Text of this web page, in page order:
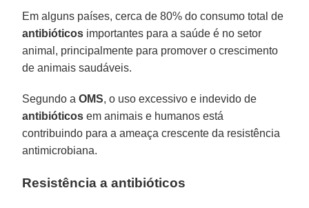
Em alguns países, cerca de 80% do consumo total de
antibióticos importantes para a saúde é no setor
animal, principalmente para promover o crescimento
de animais saudáveis.
Segundo aOMS, o uso excessivo e indevido de
antibióticos em animais e humanos está
contribuindo para a ameaça crescente da resistência
antimicrobiana.
Resistência a antibióticos